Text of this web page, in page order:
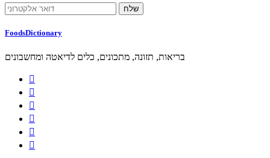
FoodsDictionary
בריאות, תזונה, מתכונים, כלים לדיאטה ומחשבונים





